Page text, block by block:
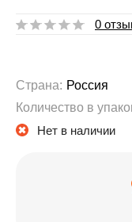
0
Страна: Россия
Количество в
Нет в наличии